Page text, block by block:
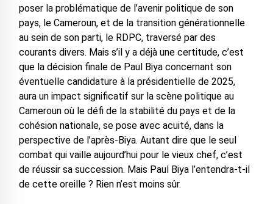
poser la problématique de l’avenir politique de son
pays, le Cameroun, et de la transition générationnelle
au sein de son parti, le RDPC, traversé par des
courants divers. Mais s’il y a déjà une certitude, c’est
que la décision finale de Paul Biya concernant son
éventuelle candidature à la présidentielle de 2025,
aura un impact significatif sur la scène politique au
Cameroun où le défi de la stabilité du pays et de la
cohésion nationale, se pose avec acuité, dans la
perspective de l’après-Biya. Autant dire que le seul
combat qui vaille aujourd’hui pour le vieux chef, c’est
de réussir sa succession. Mais Paul Biya l’entendra-t-il
de cette oreille ? Rien n’est moins sûr.